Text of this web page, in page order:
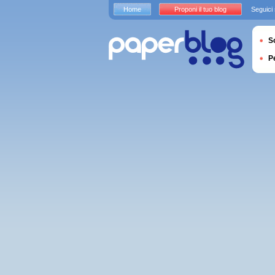
Home Proponi il tuo blog Seguici